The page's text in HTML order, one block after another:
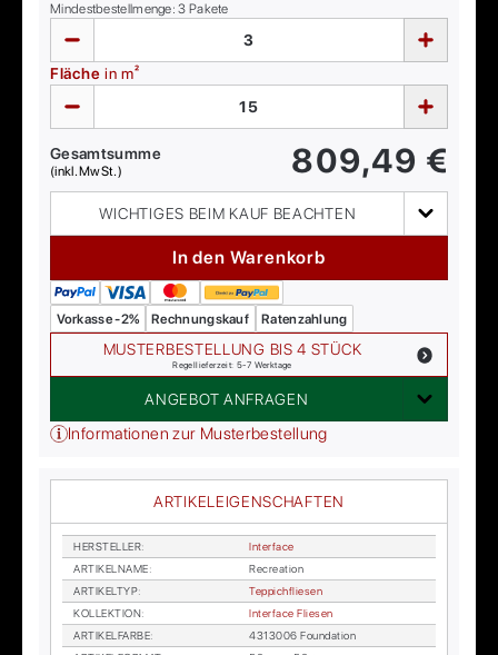
Mindestbestellmenge:3 Pakete
Fläche in m²
Gesamtsumme
(inkl. MwSt.) 809,49 €
WICHTIGES BEIM KAUF BEACHTEN
In den Warenkorb
Vorkasse -2% Rechnungskauf Ratenzahlung
MUSTERBESTELLUNG BIS 4 STÜCK
Regellieferzeit: 5-7 Werktage
ANGEBOT ANFRAGEN
Informationen zur Musterbestellung
ARTIKELEIGENSCHAFTEN
HER­STEL­LER:
In­ter­face
AR­TI­KEL­NA­ME:
Re­crea­ti­on
AR­TI­KEL­TYP:
Tep­pich­flie­sen
KOL­LEK­TI­ON:
In­ter­face Flie­sen
AR­TI­KEL­FAR­BE:
4313006 Foun­da­ti­on